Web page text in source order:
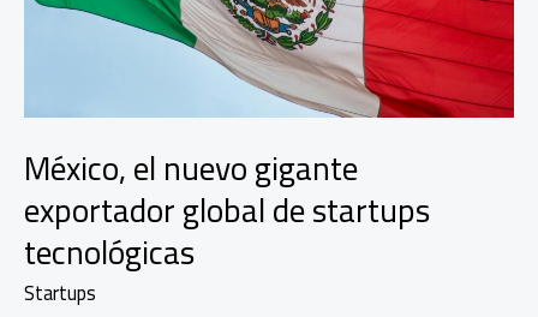
México, el nuevo gigante
exportador global de startups
tecnológicas
Startups